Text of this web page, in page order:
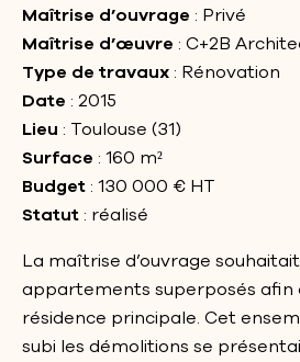
Maîtrise d’ouvrage : Privé
Maîtrise d’œuvre : C+2B
Type de travaux : Rénovation
Date : 2015
Lieu : Toulouse (31)
Surface : 160 m²
Budget : 130 000 € HT
Statut : réalisé
La maîtrise d’ouvrage
appartements superposés afin
résidence principale. Cet
subi les démolitions se